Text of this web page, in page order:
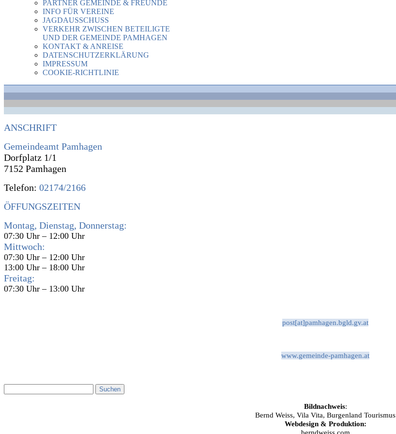
PARTNER GEMEINDE & FREUNDE
INFO FÜR VEREINE
JAGDAUSSCHUSS
VERKEHR ZWISCHEN BETEILIGTE
UND DER GEMEINDE PAMHAGEN
KONTAKT & ANREISE
DATENSCHUTZERKLÄRUNG
IMPRESSUM
COOKIE-RICHTLINIE
ANSCHRIFT
Gemeindeamt Pamhagen
Dorfplatz 1/1
7152 Pamhagen
Telefon: 02174/2166
ÖFFUNGSZEITEN
Montag, Dienstag, Donnerstag:
07:30 Uhr – 12:00 Uhr
Mittwoch:
07:30 Uhr – 12:00 Uhr
13:00 Uhr – 18:00 Uhr
Freitag:
07:30 Uhr – 13:00 Uhr
post[at]pamhagen.bgld.gv.at
www.gemeinde-pamhagen.at
Bildnachweis:
Bernd Weiss, Vila Vita, Burgenland Tourismus
Webdesign & Produktion: